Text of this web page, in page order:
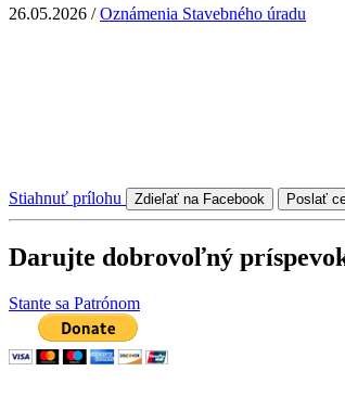
26.05.2026 /Oznámenia Stavebného úradu
Stiahnuť prílohu Zdieľať na Facebook Poslať
Darujte dobrovoľný
Stante sa Patrónom